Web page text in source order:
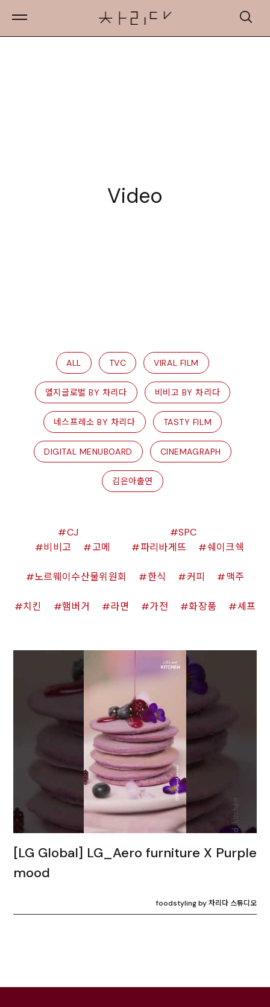
ALL TVC VIRAL FILM
엘지글로벌 BY 차리다 비비고 BY 차리다
네스프레소 BY 차리다 TASTY FILM
DIGITAL MENUBOARD CINEMAGRAPH
김은아출연
CJ
비비고
고메
SPC
파리바게뜨
쉐이크쉑
노르웨이수산물위원회 한식 커피 맥주
치킨 햄버거 라면 가전 화장품 셰프
[LG Global] LG_Aero furniture X Purple
mood
foodstyling by 차리다 스튜디오